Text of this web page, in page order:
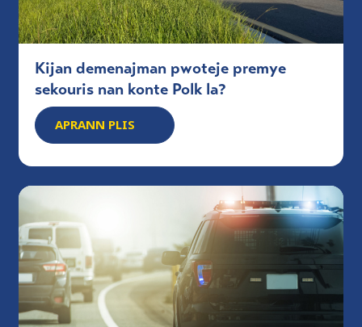
Kijan demenajman pwoteje premye
sekouris nan konte Polk la?
APRANN PLIS